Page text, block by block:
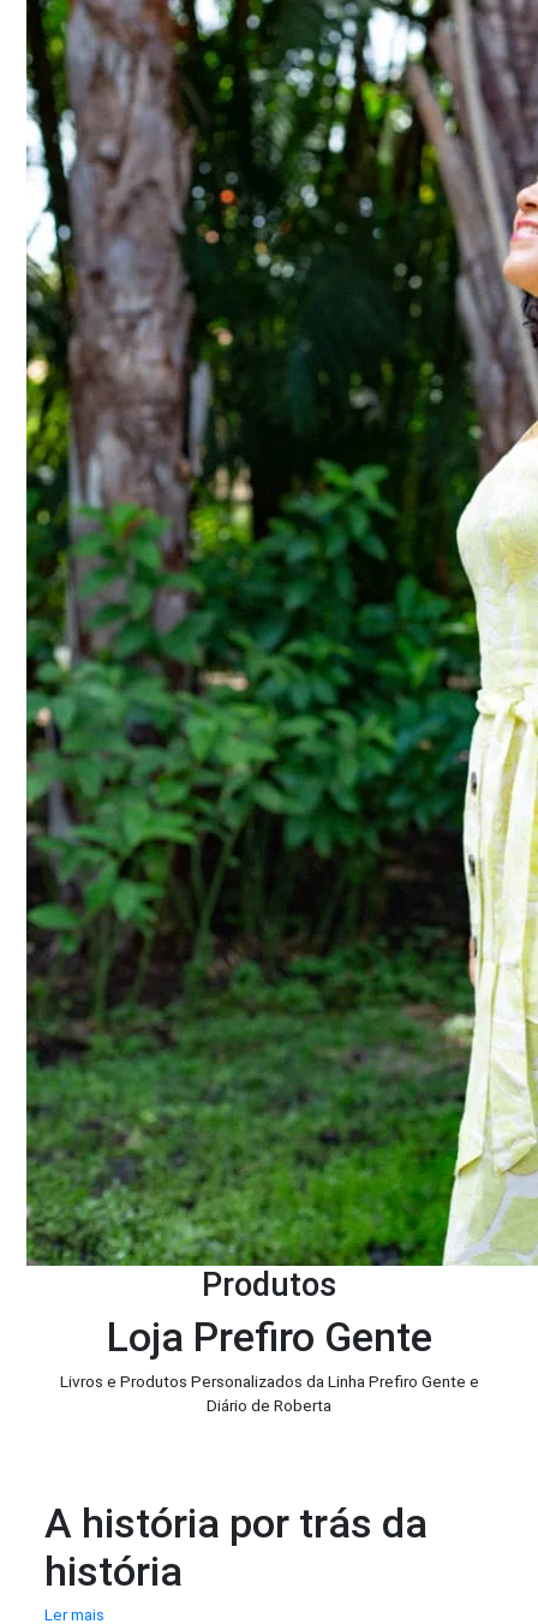
Produtos
Loja Prefiro Gente
Livros e Produtos Personalizados da Linha Prefiro Gente e
Diário de Roberta
A história por trás da
história
Ler mais